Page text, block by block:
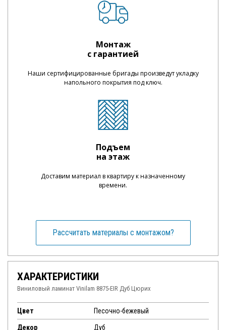
Монтаж
с гарантией
Наши сертифицированные бригады произведут укладку
напольного покрытия под ключ.
Подъем
на этаж
Доставим материал в квартиру к назначенному
времени.
Рассчитать материалы с монтажом?
ХАРАКТЕРИСТИКИ
Виниловый ламинат Vinilam 8875-EIR Дуб Цюрих
Цвет Песочно-бежевый
Декор Дуб